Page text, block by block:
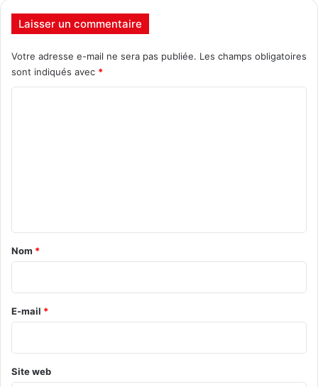
Laisser un commentaire
Votre adresse e-mail ne sera pas publiée. Les champs obligatoires
sont indiqués avec *
a
r
e
Nom *
E-mail *
Site web